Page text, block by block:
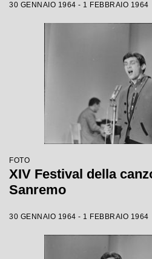
30 GENNAIO 1964 - 1 FEBBRAIO 1964
FOTO
XIV Festival della
Sanremo
30 GENNAIO 1964 - 1 FEBBRAIO 1964